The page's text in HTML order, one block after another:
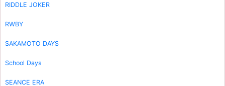
RIDDLE JOKER
RWBY
SAKAMOTO DAYS
School Days
SEANCE ERA